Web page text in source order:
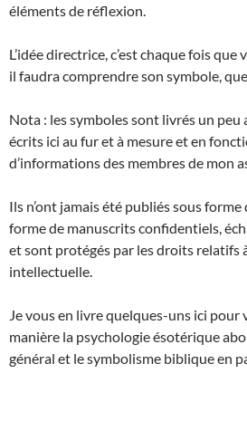
éléments de réflexion.
L’idée directrice, c’est chaque fois
il faudra comprendre son symbole,
Nota : les symboles sont livrés un peu
écrits ici au fur et à mesure et en
d’informations des membres de mon
Ils n’ont jamais été publiés sous
forme de manuscrits confidentiels,
et sont protégés par les droits relatifs
intellectuelle.
Je vous en livre quelques-uns ici
manière la psychologie ésotérique
général et le symbolisme biblique en